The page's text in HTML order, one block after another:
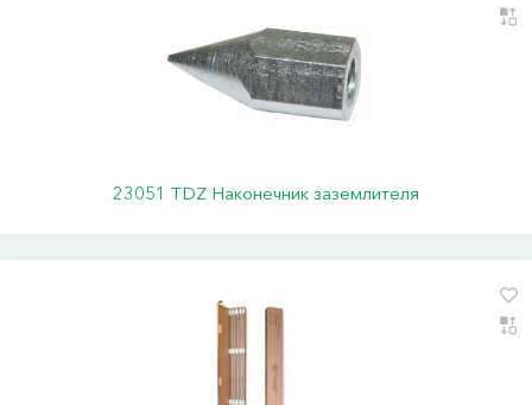
23051 TDZ Наконечник заземлителя